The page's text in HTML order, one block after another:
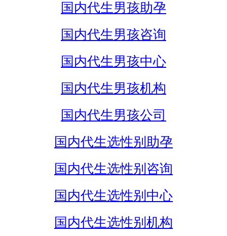
国内代生男孩助孕
国内代生男孩咨询
国内代生男孩中心
国内代生男孩机构
国内代生男孩公司
国内代生选性别助孕
国内代生选性别咨询
国内代生选性别中心
国内代生选性别机构